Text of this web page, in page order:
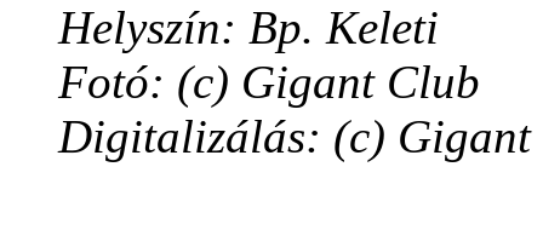
Helyszín: Bp. Keleti
Fotó: (c) Gigant Club
Digitalizálás: (c) Gigant